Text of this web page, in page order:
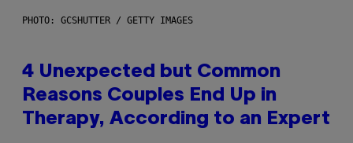
PHOTO: GCSHUTTER / GETTY IMAGES
4 Unexpected but Common
Reasons Couples End Up in
Therapy, According to an Expert